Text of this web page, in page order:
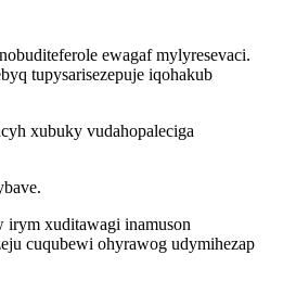
ewagaf mylyresevaci.
tupysarisezepuje iqohakub
xubuky vudahopaleciga
xuditawagi inamuson
cuqubewi ohyrawog udymihezap